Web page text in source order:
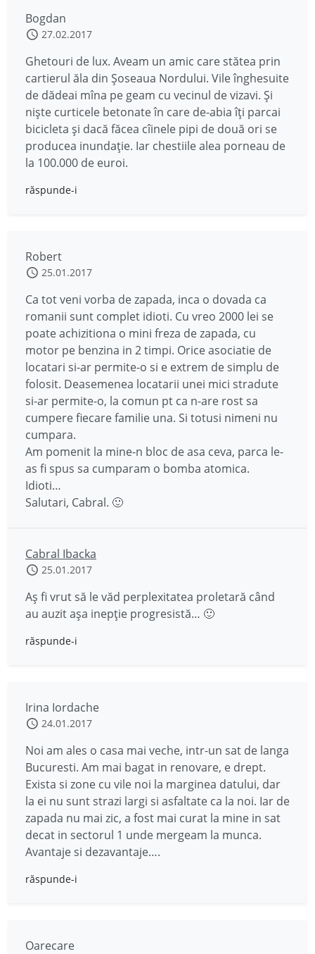
Bogdan
27.02.2017
Ghetouri de lux. Aveam un amic care stătea prin
cartierul ăla din Șoseaua Nordului. Vile înghesuite
de dădeai mîna pe geam cu vecinul de vizavi. Și
niște curticele betonate în care de-abia îți parcai
bicicleta și dacă făcea cîinele pipi de două ori se
producea inundație. Iar chestiile alea porneau de
la 100.000 de euroi.
răspunde-i
Robert
25.01.2017
Ca tot veni vorba de zapada, inca o dovada ca
romanii sunt complet idioti. Cu vreo 2000 lei se
poate achizitiona o mini freza de zapada, cu
motor pe benzina in 2 timpi. Orice asociatie de
locatari si-ar permite-o si e extrem de simplu de
folosit. Deasemenea locatarii unei mici stradute
si-ar permite-o, la comun pt ca n-are rost sa
cumpere fiecare familie una. Si totusi nimeni nu
cumpara.
Am pomenit la mine-n bloc de asa ceva, parca le-
as fi spus sa cumparam o bomba atomica.
Idioti…
Salutari, Cabral. 🙂
Cabral Ibacka
25.01.2017
Aș fi vrut să le văd perplexitatea proletară când
au auzit așa inepție progresistă… 🙂
răspunde-i
Irina Iordache
24.01.2017
Noi am ales o casa mai veche, intr-un sat de langa
Bucuresti. Am mai bagat in renovare, e drept.
Exista si zone cu vile noi la marginea datului, dar
la ei nu sunt strazi largi si asfaltate ca la noi. Iar de
zapada nu mai zic, a fost mai curat la mine in sat
decat in sectorul 1 unde mergeam la munca.
Avantaje si dezavantaje….
răspunde-i
Oarecare